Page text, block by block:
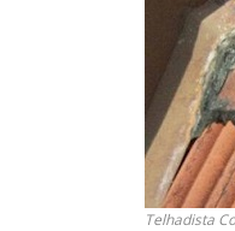
Telhadista